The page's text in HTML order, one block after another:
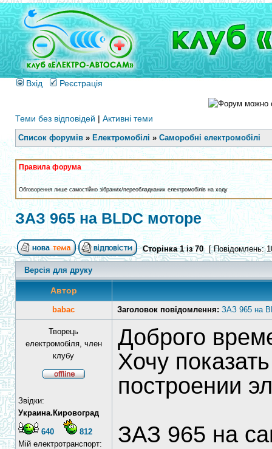
Вхід Реєстрація
Теми без відповідей | Активні теми
Список форумів » Електромобілі » Саморобні електромобілі
Правила форума
Обговорення лише самостійно зібраних/переобладнаних електромобілів на ходу
ЗАЗ 965 на BLDC моторе
Сторінка1із70 [ Повідомлень:
Версія для друку
Автор
babac Заголовок повідомлення: ЗАЗ 965 на
Творець
електромобіля, член
клубу
Звідки:
Украина.Кировоград
640
812
Мій електротранспорт:
Доброго
Хочу
построении
ЗАЗ 965 на